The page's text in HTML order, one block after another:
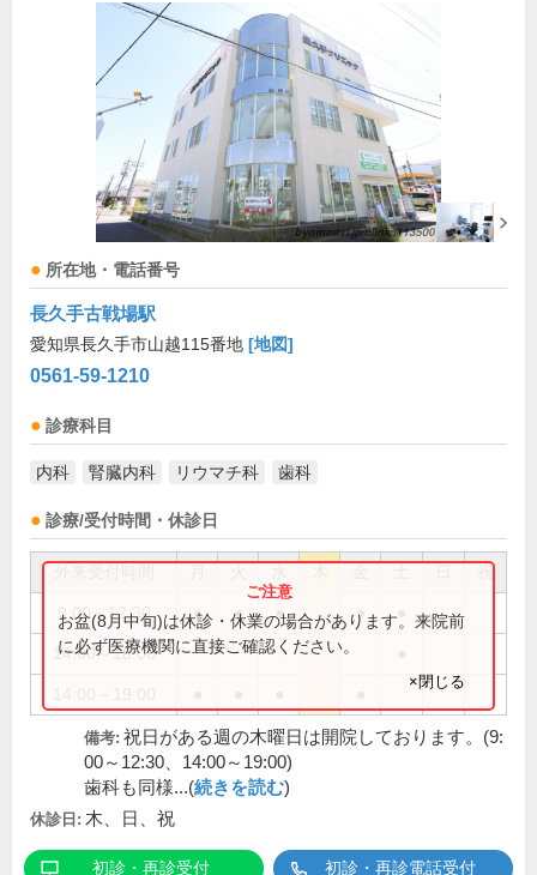
所在地・電話番号
長久手古戦場駅
愛知県長久手市山越115番地 [地図]
0561-59-1210
診療科目
内科 腎臓内科 リウマチ科 歯科
診療/受付時間・休診日
祝
9:00～12:30 ● ● ● ●
14:00～18:00
お盆(8月中旬)は休診・休業の場合があります。来院前
に必ず医療機関に直接ご確認ください。
×閉じる
備考: 祝日がある週の木曜日は開院しております。(9:
00～12:30、14:00～19:00)
歯科も同様...(続きを読む)
休診日: 木、日、祝
初診・再診受付 初診・再診電話受付